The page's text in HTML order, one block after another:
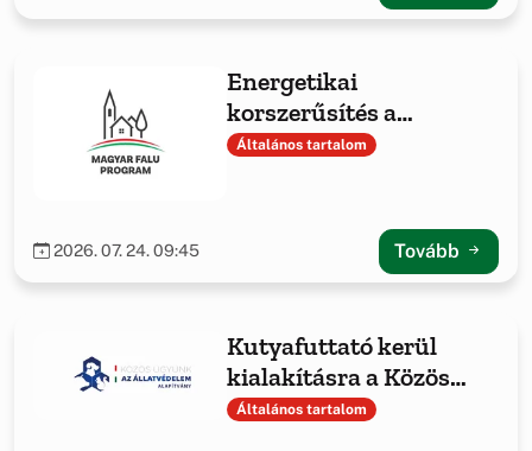
Energetikai
korszerűsítés a
Hajmáskéri Közös
Általános tartalom
2026. 07. 24. 09:45 Tovább
Kutyafuttató kerül
kialakításra a Közös
ügyünk az állatvédelem
Általános tartalom